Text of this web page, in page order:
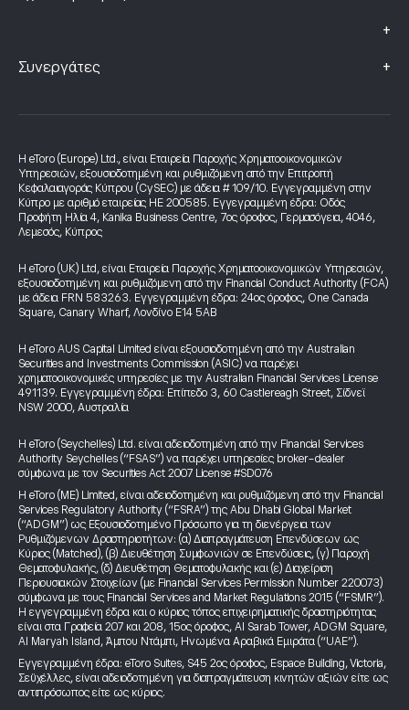
+
Συνεργάτες +
Η eToro (Europe) Ltd., είναι Εταιρεία Παροχής Χρηματοοικονομικών
Υπηρεσιών, εξουσιοδοτημένη και ρυθμιζόμενη από την Επιτροπή
Κεφαλαιαγοράς Κύπρου (CySEC) με άδεια # 109/10. Εγγεγραμμένη στην
Κύπρο με αριθμό εταιρείας HE 200585. Εγγεγραμμένη έδρα: Οδός
Προφήτη Ηλία 4, Kanika Business Centre, 7ος όροφος, Γερμασόγεια, 4046,
Λεμεσός, Κύπρος
Η eToro (UK) Ltd, είναι Εταιρεία Παροχής Χρηματοοικονομικών Υπηρεσιών,
εξουσιοδοτημένη και ρυθμιζόμενη από την Financial Conduct Authority (FCA)
με άδεια FRN 583263. Εγγεγραμμένη έδρα: 24ος όροφος, One Canada
Square, Canary Wharf, Λονδίνο E14 5AB
Η eToro AUS Capital Limited είναι εξουσιοδοτημένη από την Australian
Securities and Investments Commission (ASIC) να παρέχει
χρηματοοικονομικές υπηρεσίες με την Australian Financial Services License
491139. Εγγεγραμμένη έδρα: Επίπεδο 3, 60 Castlereagh Street, Σίδνεϊ
NSW 2000, Αυστραλία
Η eToro (Seychelles) Ltd. είναι αδειοδοτημένη από την Financial Services
Authority Seychelles (“FSAS”) να παρέχει υπηρεσίες broker-dealer
σύμφωνα με τον Securities Act 2007 License #SD076
Η eToro (ME) Limited, είναι αδειοδοτημένη και ρυθμιζόμενη από την Financial
Services Regulatory Authority (“FSRA”) της Abu Dhabi Global Market
(“ADGM”) ως Εξουσιοδοτημένο Πρόσωπο για τη διενέργεια των
Ρυθμιζόμενων Δραστηριοτήτων: (α) Διαπραγμάτευση Επενδύσεων ως
Κύριος (Matched), (β) Διευθέτηση Συμφωνιών σε Επενδύσεις, (γ) Παροχή
Θεματοφυλακής, (δ) Διευθέτηση Θεματοφυλακής και (ε) Διαχείριση
Περιουσιακών Στοιχείων (με Financial Services Permission Number 220073)
σύμφωνα με τους Financial Services and Market Regulations 2015 (“FSMR”).
Η εγγεγραμμένη έδρα και ο κύριος τόπος επιχειρηματικής δραστηριότητας
είναι στα Γραφεία 207 και 208, 15ος όροφος, Al Sarab Tower, ADGM Square,
Al Maryah Island, Άμπου Ντάμπι, Ηνωμένα Αραβικά Εμιράτα (“UAE”).
Εγγεγραμμένη έδρα: eToro Suites, S45 2ος όροφος, Espace Building, Victoria,
Σεϋχέλλες, είναι αδειοδοτημένη για διαπραγμάτευση κινητών αξιών είτε ως
αντιπρόσωπος είτε ως κύριος.